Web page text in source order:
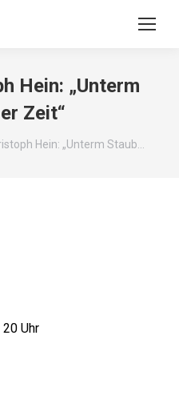
Hein: „Unterm
Zeit“
Hein: „Unterm Staub…
Uhr